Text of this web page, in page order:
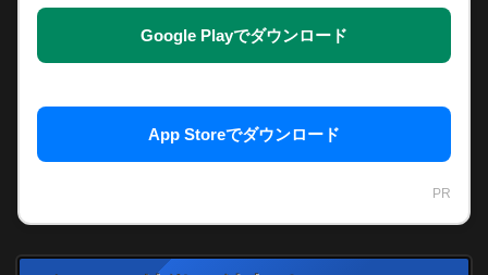
Google Playでダウンロード
App Storeでダウンロード
PR